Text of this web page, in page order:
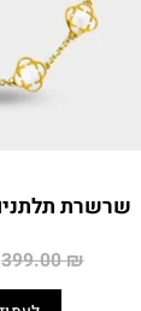
שרשרת
399.00₪